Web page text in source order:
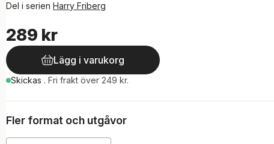
Del i serien Harry Friberg
289 kr
Lägg i varukorg
Skickas . Fri frakt över 249 kr.
Fler format och utgåvor